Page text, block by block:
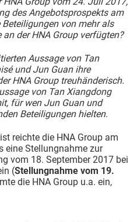
des Angebotsprospekts am
von mehr als
der HNA Group verfügten?
Aussage von Tan
und Jun Guan ihre
HNA Group treuhänderisch.
von Tan Xiangdong
für wen Jun Guan und
Beteiligungen hielten.
reichte die HNA Group am
eine Stellungnahme zur
vom 18. September 2017 bei
(Stellungnahme vom 19.
die HNA Group u.a. ein,